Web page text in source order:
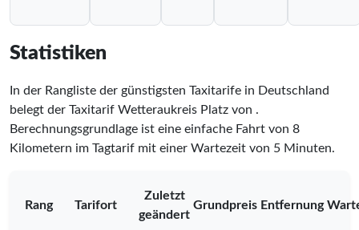
Statistiken
In der Rangliste der günstigsten Taxitarife in Deutschland
belegt der Taxitarif Wetteraukreis Platz von .
Berechnungsgrundlage ist eine einfache Fahrt von 8
Kilometern im Tagtarif mit einer Wartezeit von 5 Minuten.
Rang Tarifort
Zuletzt
geändert
Grundpreis Entfernung